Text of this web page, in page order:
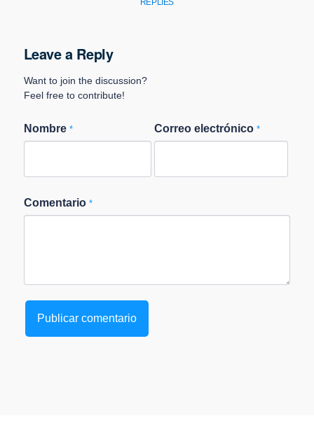
REPLIES
Leave a Reply
Want to join the discussion?
Feel free to contribute!
Nombre * Correo electrónico*
Comentario *